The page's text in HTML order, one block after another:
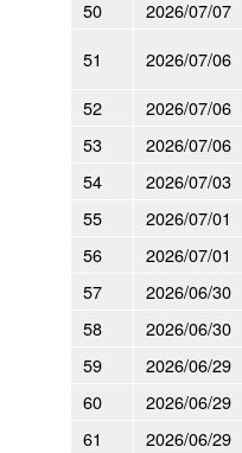
50
2026/07/07
51
2026/07/06
52
2026/07/06
53
2026/07/06
54
2026/07/03
55
2026/07/01
56
2026/07/01
57
2026/06/30
58
2026/06/30
59
2026/06/29
60
2026/06/29
61
2026/06/29